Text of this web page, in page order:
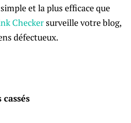
et la plus efficace que
Checker surveille votre blog,
défectueux.